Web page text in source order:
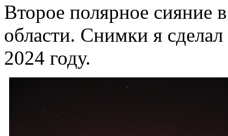
Второе полярное сияние
области. Снимки я
2024 году.